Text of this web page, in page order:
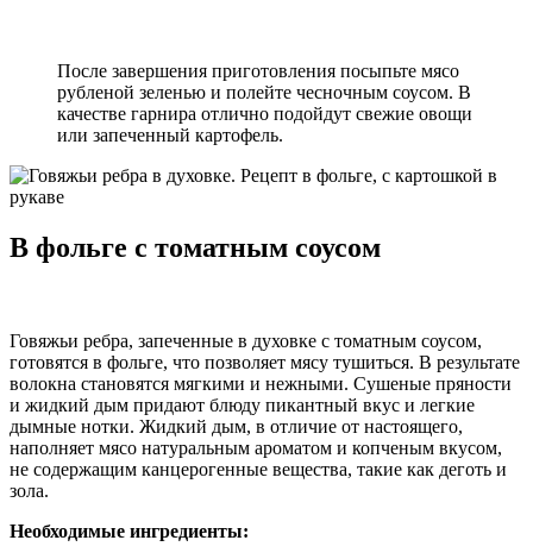
После завершения приготовления посыпьте мясо
рубленой зеленью и полейте чесночным соусом. В
качестве гарнира отлично подойдут свежие овощи
или запеченный картофель.
В фольге с томатным соусом
Говяжьи ребра, запеченные в духовке с томатным соусом,
готовятся в фольге, что позволяет мясу тушиться. В результате
волокна становятся мягкими и нежными. Сушеные пряности
и жидкий дым придают блюду пикантный вкус и легкие
дымные нотки. Жидкий дым, в отличие от настоящего,
наполняет мясо натуральным ароматом и копченым вкусом,
не содержащим канцерогенные вещества, такие как деготь и
зола.
Необходимые ингредиенты: